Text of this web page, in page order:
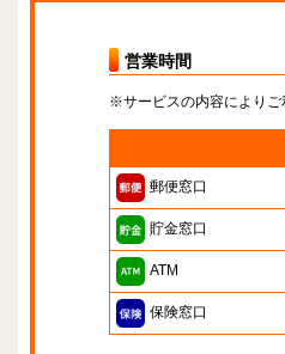
営業時間
※サービスの内容によりご
郵便窓口
貯金窓口
ATM
保険窓口